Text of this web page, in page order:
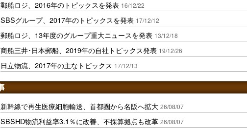
郵船ロジ、2016年のトピックスを発表 16/12/22
SBSグループ、2017年のトピックスを発表 17/12/12
郵船ロジ、13年度のグループ重大ニュースを発表 13/12/18
商船三井･日本郵船、2019年の自社トピックス発表 19/12/26
日立物流、2017年の主なトピックス 17/12/13
新幹線で再生医療細胞輸送、首都圏から名阪へ拡大 26/08/07
SBSHD物流利益率3.1％に改善、不採算拠点も改革 26/08/07